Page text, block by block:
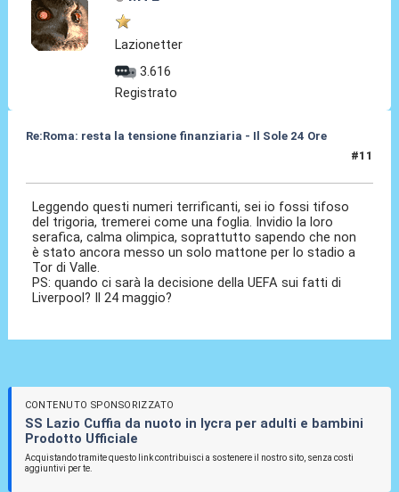
Lazionetter
3.616
Registrato
Re:Roma: resta la tensione finanziaria - Il Sole 24 Ore
#11
Leggendo questi numeri terrificanti, sei io fossi tifoso
del trigoria, tremerei come una foglia. Invidio la loro
serafica, calma olimpica, soprattutto sapendo che non
è stato ancora messo un solo mattone per lo stadio a
Tor di Valle.
PS: quando ci sarà la decisione della UEFA sui fatti di
Liverpool? Il 24 maggio?
CONTENUTO SPONSORIZZATO
SS Lazio Cuffia da nuoto in lycra per adulti e bambini
Prodotto Ufficiale
Acquistando tramite questo link contribuisci a sostenere il nostro sito, senza costi
aggiuntivi per te.